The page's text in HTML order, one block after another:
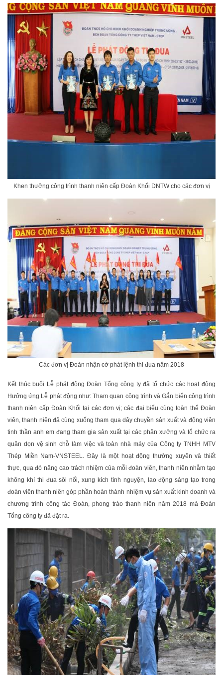
Khen thưởng công trình thanh niên cấp Đoàn Khối DNTW cho các đơn vị
Các đơn vị Đoàn nhận cờ phát lệnh thi đua năm 2018
Kết thúc buổi Lễ phát động Đoàn Tổng công ty đã tổ chức các hoạt động
Hưởng ứng Lễ phát động như: Tham quan công trình và Gắn biển công trình
thanh niên cấp Đoàn Khối tại các đơn vị; các đại biểu cùng toàn thể Đoàn
viên, thanh niên đã cùng xuống tham qua dây chuyền sản xuất và động viên
tinh thần anh em đang tham gia sản xuất tại các phân xưởng và tổ chức ra
quân dọn vệ sinh chỗ làm việc và toàn nhà máy của Công ty TNHH MTV
Thép Miền Nam-VNSTEEL. Đây là một hoạt động thường xuyên và thiết
thực, qua đó nâng cao trách nhiệm của mỗi đoàn viên, thanh niên nhằm tạo
không khí thi đua sôi nổi, xung kích tình nguyện, lao động sáng tạo trong
đoàn viên thanh niên góp phần hoàn thành nhiệm vụ sản xuất kinh doanh và
chương trình công tác Đoàn, phong trào thanh niên năm 2018 mà Đoàn
Tổng công ty đã đặt ra.